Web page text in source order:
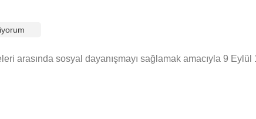
arasında sosyal dayanışmayı sağlamak amacıyla 9